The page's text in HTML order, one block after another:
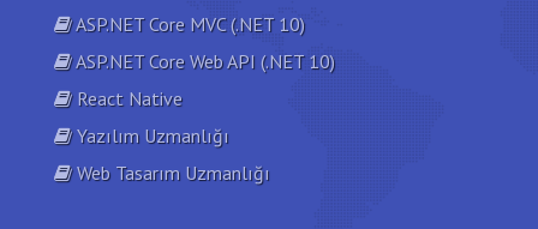
ASP.NET Core MVC (.NET 10)
ASP.NET Core Web API (.NET 10)
React Native
Yazılım Uzmanlığı
Web Tasarım Uzmanlığı